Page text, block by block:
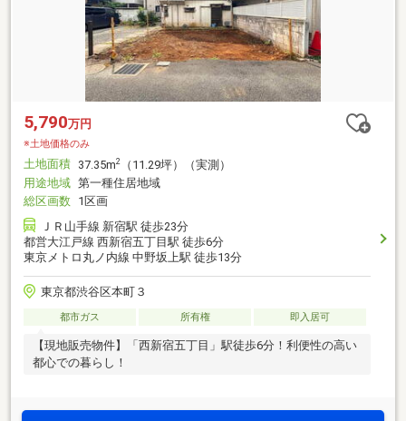
5,790万円
※土地価格のみ
土地面積 37.35m2
（11.29坪）（実測）
用途地域 第一種住居地域
総区画数 1区画
ＪＲ山手線 新宿駅 徒歩23分
都営大江戸線 西新宿五丁目駅 徒歩6分
東京メトロ丸ノ内線 中野坂上駅 徒歩13分
東京都渋谷区本町３
都市ガス 所有権 即入居可
【現地販売物件】「西新宿五丁目」駅徒歩6分！利便性の高い
都心での暮らし！